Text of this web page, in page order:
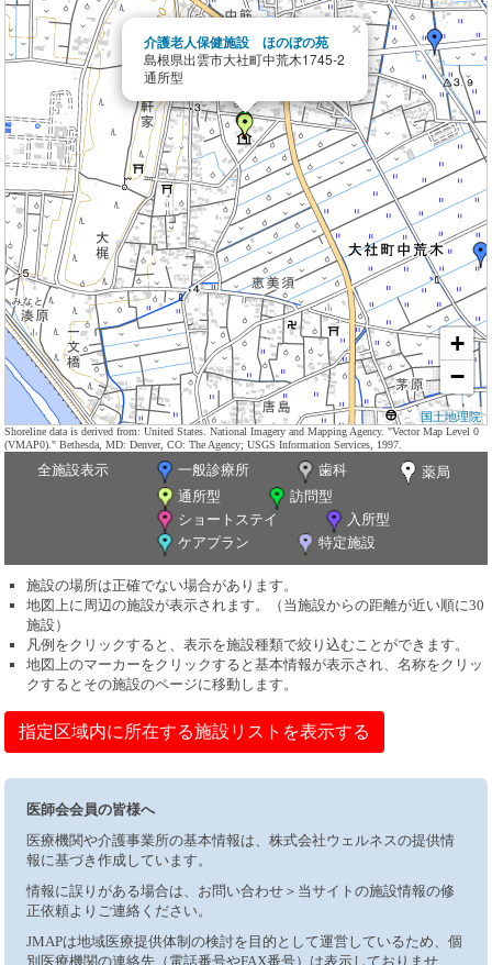
介護老人保健施設 ほのぼの苑
島根県出雲市大社町中荒木1745-2
通所型
×
+
−
国土地理院
Shoreline data is derived from: United States. National Imagery and Mapping Agency. "Vector Map Level 0
(VMAP0)." Bethesda, MD: Denver, CO: The Agency; USGS Information Services, 1997.
全施設表示 一般診療所 歯科
薬局
通所型
訪問型
ショートステイ
入所型
ケアプラン
特定施設
施設の場所は正確でない場合があります。
地図上に周辺の施設が表示されます。（当施設からの距離が近い順に30
施設）
凡例をクリックすると、表示を施設種類で絞り込むことができます。
地図上のマーカーをクリックすると基本情報が表示され、名称をクリッ
クするとその施設のページに移動します。
指定区域内に所在する施設リストを表示する
医師会会員の皆様へ
医療機関や介護事業所の基本情報は、株式会社ウェルネスの提供情
報に基づき作成しています。
情報に誤りがある場合は、お問い合わせ＞当サイトの施設情報の修
正依頼よりご連絡ください。
JMAPは地域医療提供体制の検討を目的として運営しているため、個
別医療機関の連絡先（電話番号やFAX番号）は表示しておりませ